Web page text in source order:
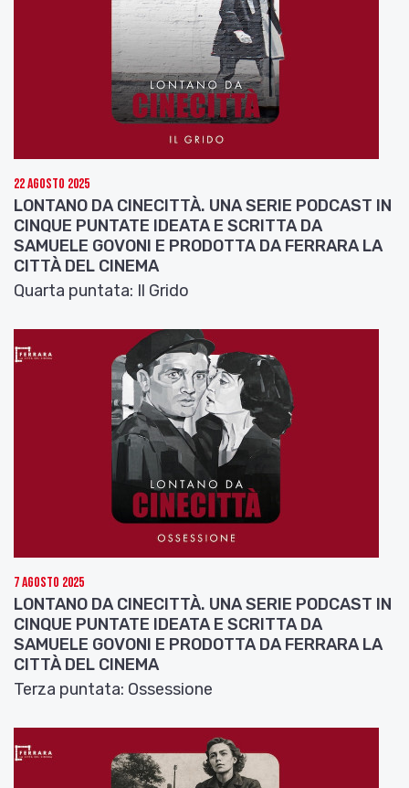
22 Agosto 2025
LONTANO DA CINECITTÀ. UNA SERIE PODCAST IN
CINQUE PUNTATE IDEATA E SCRITTA DA
SAMUELE GOVONI E PRODOTTA DA FERRARA LA
CITTÀ DEL CINEMA
Quarta puntata: Il Grido
7 Agosto 2025
LONTANO DA CINECITTÀ. UNA SERIE PODCAST IN
CINQUE PUNTATE IDEATA E SCRITTA DA
SAMUELE GOVONI E PRODOTTA DA FERRARA LA
CITTÀ DEL CINEMA
Terza puntata: Ossessione